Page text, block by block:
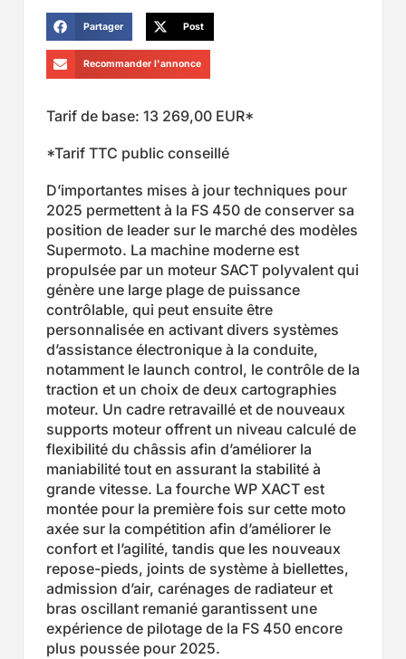
Partager Post
Recommander l'annonce
Tarif de base: 13 269,00 EUR*
*Tarif TTC public conseillé
D’importantes mises à jour techniques pour
2025 permettent à la FS 450 de conserver sa
position de leader sur le marché des modèles
Supermoto. La machine moderne est
propulsée par un moteur SACT polyvalent qui
génère une large plage de puissance
contrôlable, qui peut ensuite être
personnalisée en activant divers systèmes
d’assistance électronique à la conduite,
notamment le launch control, le contrôle de la
traction et un choix de deux cartographies
moteur. Un cadre retravaillé et de nouveaux
supports moteur offrent un niveau calculé de
flexibilité du châssis afin d’améliorer la
maniabilité tout en assurant la stabilité à
grande vitesse. La fourche WP XACT est
montée pour la première fois sur cette moto
axée sur la compétition afin d’améliorer le
confort et l’agilité, tandis que les nouveaux
repose-pieds, joints de système à biellettes,
admission d’air, carénages de radiateur et
bras oscillant remanié garantissent une
expérience de pilotage de la FS 450 encore
plus poussée pour 2025.